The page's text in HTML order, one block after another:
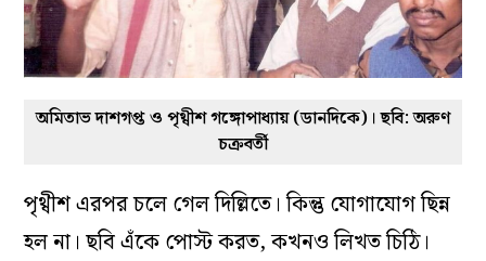
অমিতাভ দাশগপ্ত ও পৃথ্বীশ গঙ্গোপাধ্যায় (ডানদিকে)। ছবি: অরুণ
চক্রবর্তী
পৃথ্বীশ এরপর চলে গেল দিল্লিতে। কিন্তু যোগাযোগ ছিন্ন
হল না। ছবি এঁকে পোস্ট করত, কখনও লিখত চিঠি।